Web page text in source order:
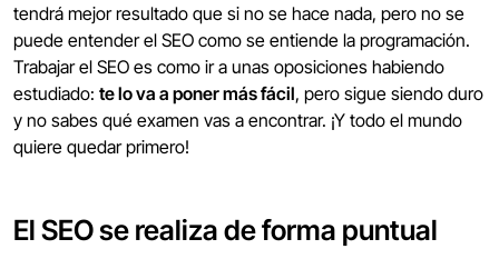
tendrá mejor resultado que si no se hace nada, pero no se
puede entender el SEO como se entiende la programación.
Trabajar el SEO es como ir a unas oposiciones habiendo
estudiado: te lo va a poner más fácil, pero sigue siendo duro
y no sabes qué examen vas a encontrar. ¡Y todo el mundo
quiere quedar primero!
El SEO se realiza de forma puntual